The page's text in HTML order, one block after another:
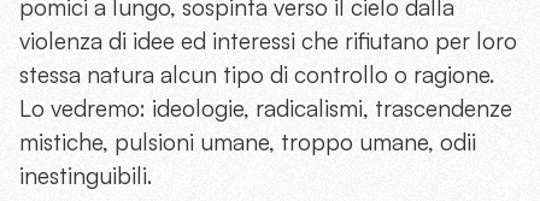
pomici a lungo, sospinta verso il cielo dalla
violenza di idee ed interessi che rifiutano per loro
stessa natura alcun tipo di controllo o ragione.
Lo vedremo: ideologie, radicalismi, trascendenze
mistiche, pulsioni umane, troppo umane, odii
inestinguibili.